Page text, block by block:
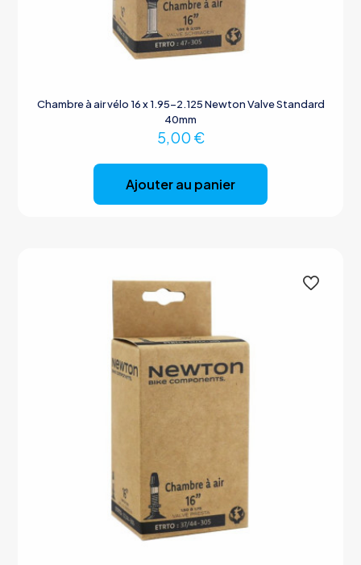
Chambre à air vélo 16 x 1.95-2.125 Newton Valve Standard
40mm
5,00 €
Ajouter au panier